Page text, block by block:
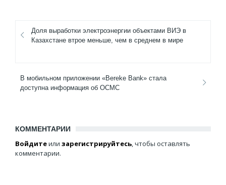
Доля выработки электроэнергии объектами ВИЭ в
Казахстане втрое меньше, чем в среднем в мире
В мобильном приложении «Bereke Bank» стала
доступна информация об ОСМС
КОММЕНТАРИИ
Войдитеили зарегистрируйтесь, чтобы оставлять
комментарии.